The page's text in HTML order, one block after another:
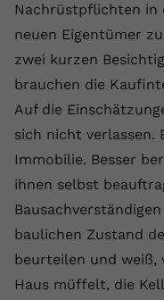
Nachrüstpflichten in
neuen Eigentümer
zwei kurzen
brauchen die
Auf die
sich nicht verlassen.
Immobilie. Besser
ihnen selbst
baulichen Zustand
beurteilen und weiß,
Haus müffelt, die